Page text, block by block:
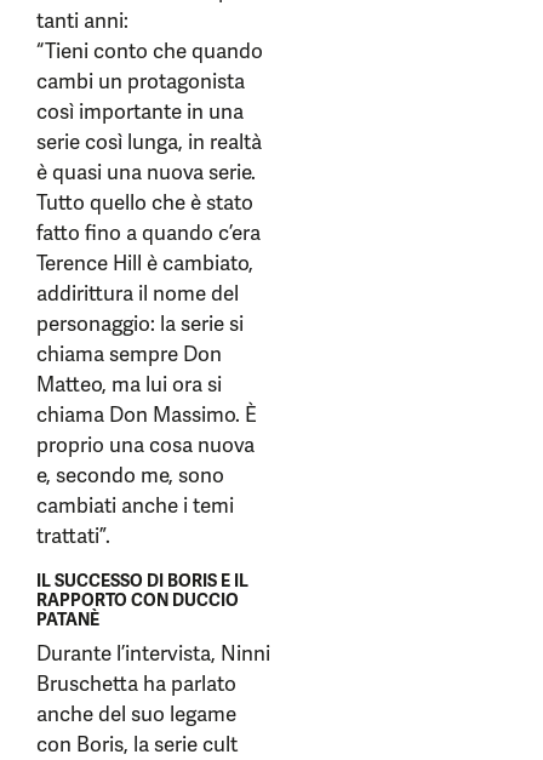
tanti anni:
“Tieni conto che quando
cambi un protagonista
così importante in una
serie così lunga, in realtà
è quasi una nuova serie.
Tutto quello che è stato
fatto fino a quando c’era
Terence Hill è cambiato,
addirittura il nome del
personaggio: la serie si
chiama sempre Don
Matteo, ma lui ora si
chiama Don Massimo. È
proprio una cosa nuova
e, secondo me, sono
cambiati anche i temi
trattati”.
IL SUCCESSO DI BORIS E IL
RAPPORTO CON DUCCIO
PATANÈ
Durante l’intervista, Ninni
Bruschetta ha parlato
anche del suo legame
con Boris, la serie cult